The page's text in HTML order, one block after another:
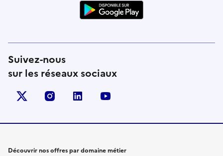
Suivez-nous
sur les réseaux sociaux
X (anciennement Twitter)
instagramlinkedin
Découvrir nos offres par domaine métier